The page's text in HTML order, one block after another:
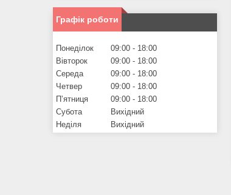
Графік роботи
Понеділок 09:00
18:00
Вівторок
09:00
18:00
Середа
09:00
18:00
Четвер
09:00
18:00
Пʼятниця
09:00
18:00
Субота
Вихідний
Неділя
Вихідний